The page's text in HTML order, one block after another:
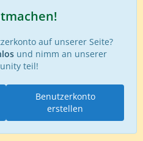
auf unserer Seite?
und nimm an unserer
teil!
Benutzerkonto
erstellen